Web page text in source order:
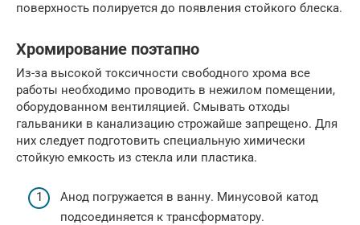
поверхность полируется до появления стойкого блеска.
Хромирование поэтапно
Из-за высокой токсичности свободного хрома все
работы необходимо проводить в нежилом помещении,
оборудованном вентиляцией. Смывать отходы
гальваники в канализацию строжайше запрещено. Для
них следует подготовить специальную химически
стойкую емкость из стекла или пластика.
Анод погружается в ванну. Минусовой катод
подсоединяется к трансформатору.